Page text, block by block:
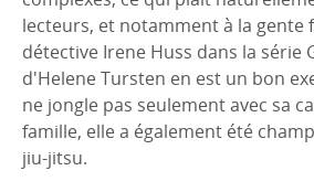
lecteurs, et notamment à la gente
détective Irene Huss dans la série
d'Helene Tursten en est un bon
ne jongle pas seulement avec sa
famille, elle a également été
jiu-jitsu.